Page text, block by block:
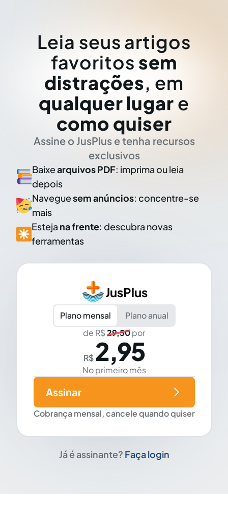
Leia seus artigos
favoritos sem
distrações, em
qualquer lugar e
como quiser
Assine o JusPlus e tenha recursos
exclusivos
Baixearquivos PDF: imprima ou leia
depois
Naveguesem anúncios: concentre-se
mais
Esteja na frente: descubra novas
ferramentas
JusPlus
Plano mensal
Plano anual
de R$29,50por
R$ 2,95
No primeiro mês
Cobrança mensal, cancele quando quiser
Assinar
Já é assinante? Faça login